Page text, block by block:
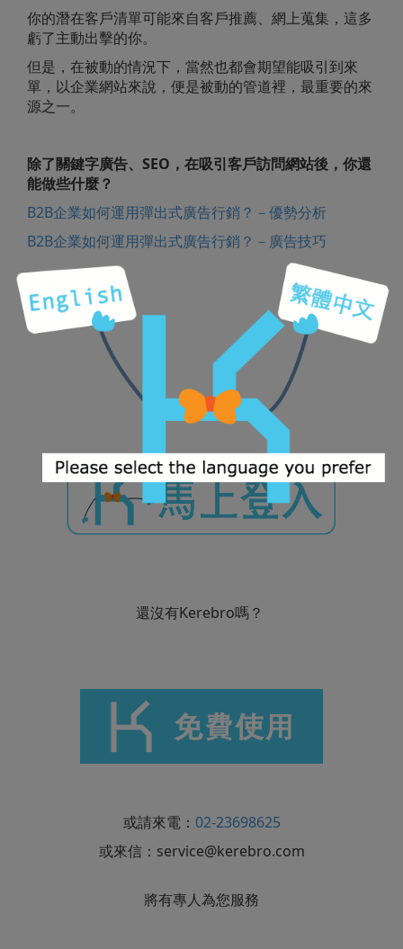
你的潛在客戶清單可能來自客戶推薦、網上蒐集，這多
虧了主動出擊的你。
但是，在被動的情況下，當然也都會期望能吸引到來
單，以企業網站來說，便是被動的管道裡，最重要的來
源之一。
除了關鍵字廣告、SEO，在吸引客戶訪問網站後，你還
能做些什麼？
B2B企業如何運用彈出式廣告行銷？－優勢分析
B2B企業如何運用彈出式廣告行銷？－廣告技巧
還沒有Kerebro嗎？
或請來電： 02-23698625
或來信： service@kerebro.com
將有專人為您服務